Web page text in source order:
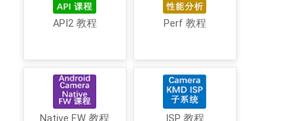
API2 教程 Perf 教程
Native FW 教程 ISP 教程